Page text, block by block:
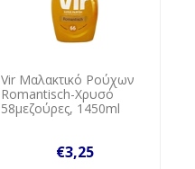
Vir Μαλακτικό Ρούχων
Romantisch-Χρυσό
58μεζούρες, 1450ml
€3,25